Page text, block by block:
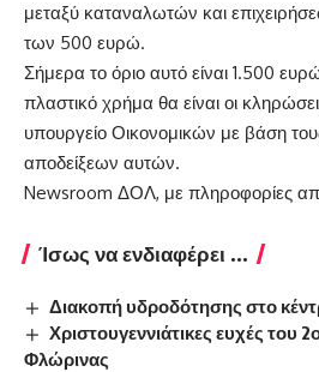
μεταξύ καταναλωτών και
των 500 ευρώ.
Σήμερα το όριο αυτό είναι 1.500
πλαστικό χρήμα θα είναι οι
υπουργείο Οικονομικών με βάση
αποδείξεων αυτών.
Newsroom ΔΟΛ, με πληροφορίες
Ίσως να ενδιαφέρει ...
Διακοπή υδροδότησης στο
Χριστουγεννιάτικες ευχές του
Φλώρινας